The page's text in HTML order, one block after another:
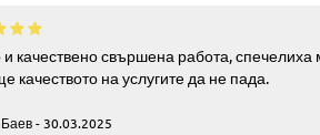
качествено свършена работа, спечелиха
качеството на услугите да не пада.
- 30.03.2025